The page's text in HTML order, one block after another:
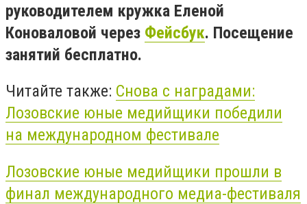
руководителем кружка Еленой
Коноваловой через Фейсбук. Посещение
занятий бесплатно.
Читайте также: Снова с наградами:
Лозовские юные медийщики победили
на международном фестивале
Лозовcкие юные медийщики прошли в
финал международного медиа-фестиваля